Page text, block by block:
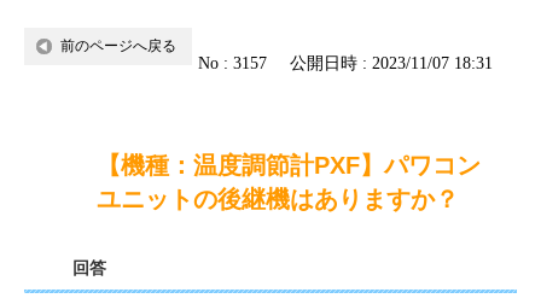
前のページへ戻る
No : 3157 公開日時 : 2023/11/07 18:31
【機種：温度調節計PXF】パワコン
ユニットの後継機はありますか？
回答